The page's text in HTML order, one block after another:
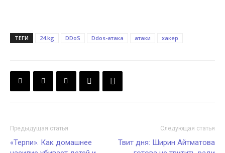
ТЕГИ 24.kg DDoS Ddos-атака атаки хакер
Предыдущая статья
«Терпи». Как домашнее
Следующая статья
Твит дня: Ширин Айтматова